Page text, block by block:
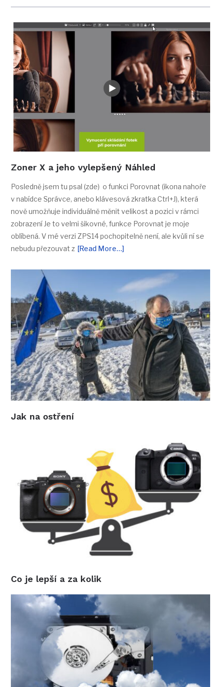
Zoner X a jeho vylepšený Náhled
Posledně jsem tu psal (zde) o funkci Porovnat (ikona nahoře
v nabídce Správce, anebo klávesová zkratka Ctrl+J), která
nově umožňuje individuálně měnit velikost a pozici v rámci
zobrazení Je to velmi šikovné, funkce Porovnat je moje
oblíbená. V mé verzi ZPS14 pochopitelně není, ale kvůli ní se
nebudu přezouvat z [Read More…]
Jak na ostření
Co je lepší a za kolik